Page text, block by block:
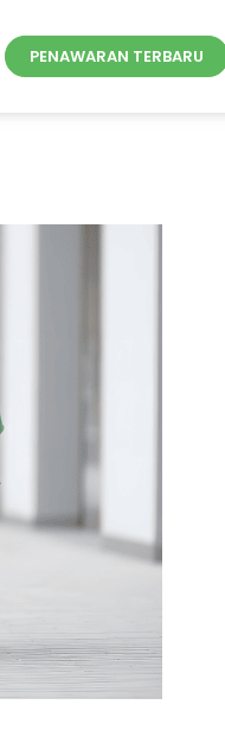
PENAWARAN TERBARU